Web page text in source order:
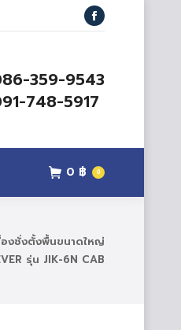
Facebook
359-9543
748-5917
0 ฿ 0
องชั่งตั้งพื้นขนาดใหญ่
รุ่น JIK-6N CAB
฿ 0